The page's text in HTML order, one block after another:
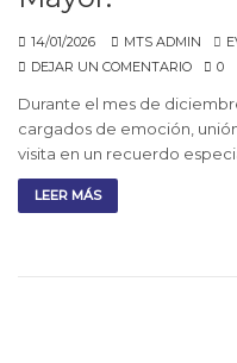
14/01/2026 MTS ADMIN
DEJAR UN COMENTARIO
0
Durante el mes de
cargados de emoción,
visita en un recuerdo
LEER MÁS